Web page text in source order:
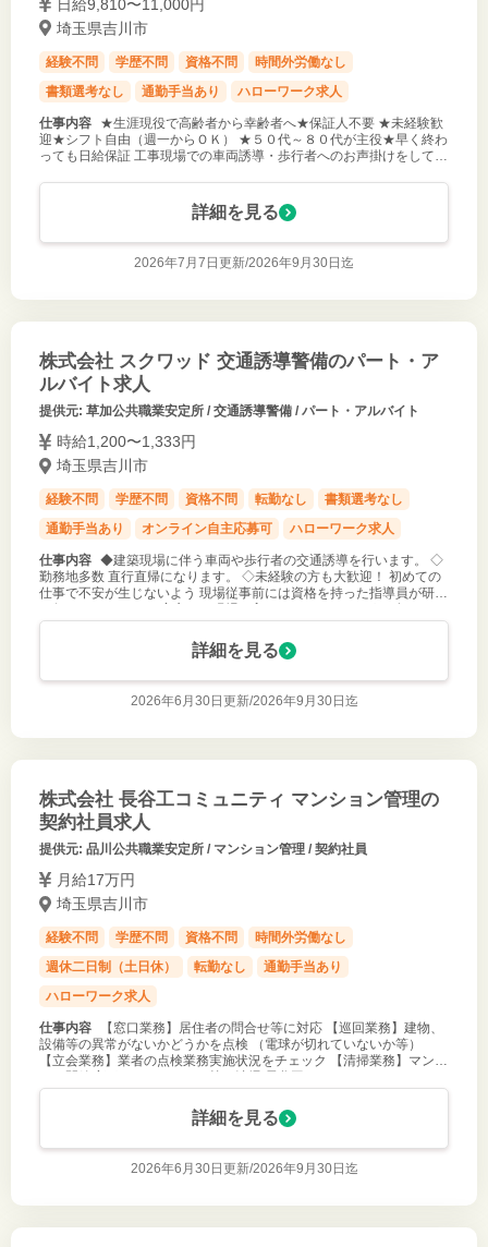
日給9,810〜11,000円
埼玉県吉川市
経験不問 学歴不問 資格不問
時間外労働なし
書類選考なし
通勤手当あり ハローワーク求人
仕事内容
★生涯現役で高齢者から幸齢者へ★保証人不要 ★未経験歓
迎★シフト自由（週一からＯＫ） ★５０代～８０代が主役★早く終わ
っても日給保証 工事現場での車両誘導・歩行者へのお声掛けをしてい
が分からなくて
詳細を見る
2026年7月7日更新/2026年9月30日迄
株式会社 スクワッド 交通誘導警備のパート・ア
ルバイト求人
提供元: 草加公共職業安定所 / 交通誘導警備 / パート・アルバイト
時給1,200〜1,333円
埼玉県吉川市
経験不問 学歴不問 資格不問 転勤なし
書類選考なし
通勤手当あり
オンライン自主応募可 ハローワーク求人
仕事内容 ◆建築現場に伴う車両や歩行者の交通誘導を行います。 ◇
勤務地多数 直行直帰になります。 ◇未経験の方も大歓迎！ 初めての
仕事で不安が生じないよう 現場従事前には資格を持った指導員が研修
いります！
詳細を見る
2026年6月30日更新/2026年9月30日迄
株式会社 長谷工コミュニティ マンション管理の
契約社員求人
提供元: 品川公共職業安定所 / マンション管理 / 契約社員
月給17万円
埼玉県吉川市
経験不問 学歴不問 資格不問
時間外労働なし
週休二日制（土日休）
転勤なし
通勤手当あり
ハローワーク求人
仕事内容
【窓口業務】居住者の問合せ等に対応 【巡回業務】建物、
設備等の異常がないかどうかを点検 （電球が切れていないか等）
【立会業務】業者の点検業務実施状況をチェック 【清掃業務】マンシ
ュアルや研修・教
詳細を見る
2026年6月30日更新/2026年9月30日迄